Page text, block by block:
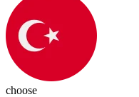
choose